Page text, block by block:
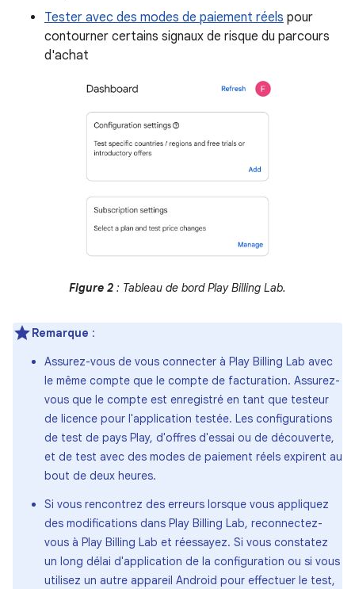
Tester avec des modes de paiement réels pour
contourner certains signaux de risque du parcours
d'achat
Figure 2 : Tableau de bord Play Billing Lab.
Remarque :
Assurez-vous de vous connecter à Play Billing Lab avec
le même compte que le compte de facturation. Assurez-
vous que le compte est enregistré en tant que testeur
de licence pour l'application testée. Les configurations
de test de pays Play, d'offres d'essai ou de découverte,
et de test avec des modes de paiement réels expirent au
bout de deux heures.
Si vous rencontrez des erreurs lorsque vous appliquez
des modifications dans Play Billing Lab, reconnectez-
vous à Play Billing Lab et réessayez. Si vous constatez
un long délai d'application de la configuration ou si vous
utilisez un autre appareil Android pour effectuer le test,